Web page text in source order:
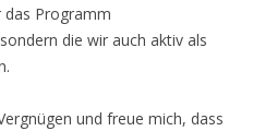
das Programm
die wir auch aktiv als
und freue mich, dass